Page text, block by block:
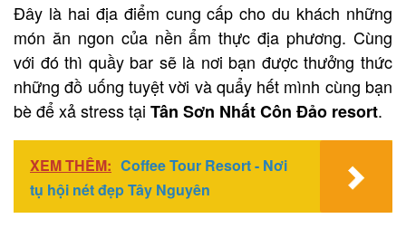
Đây là hai địa điểm cung cấp cho du khách những
món ăn ngon của nền ẩm thực địa phương. Cùng
với đó thì quầy bar sẽ là nơi bạn được thưởng thức
những đồ uống tuyệt vời và quẩy hết mình cùng bạn
bè để xả stress tại Tân Sơn Nhất Côn Đảo resort.
XEM THÊM: Coffee Tour Resort - Nơi
tụ hội nét đẹp Tây Nguyên